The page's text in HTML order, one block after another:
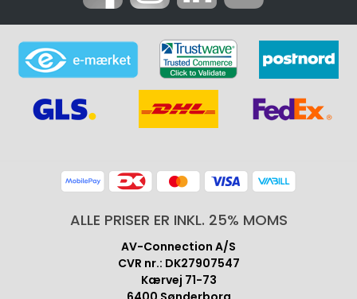
ALLE PRISER ER INKL. 25% MOMS
AV-Connection A/S
CVR nr.: DK27907547
Kærvej 71-73